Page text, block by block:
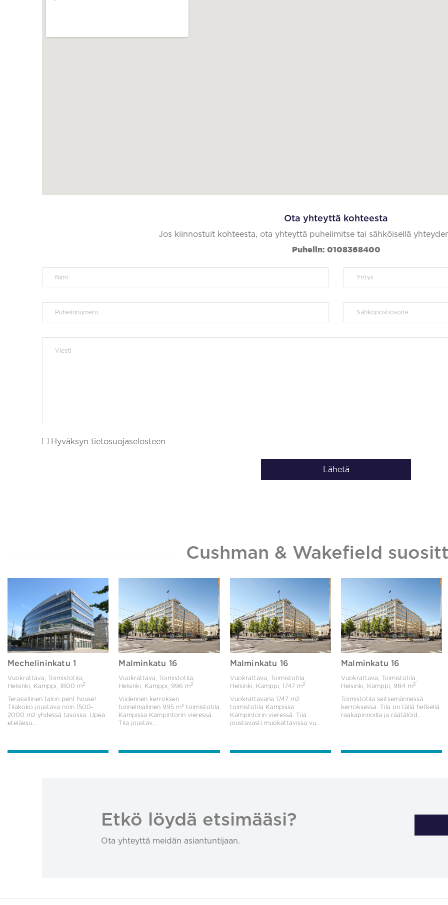
Ota yhteyttä kohteesta
Jos kiinnostuit kohteesta, ota yhteyttä puhelimitse tai sähköisellä
Puhelin: 0108368400
Hyväksyn tietosuojaselosteen
Lähetä
Cushman & Wakefield
Mechelininkatu 1
Vuokrattava, Toimistotila,
Helsinki, Kamppi, 1800 m2
Terassillinen talon pent house!
Tilakoko joustava noin 1500-
2000 m2 yhdessä tasossa. Upea
eteläesu...
Malminkatu 16
Vuokrattava, Toimistotila,
Helsinki, Kamppi, 996 m2
Viidennen kerroksen
tunnelmallinen 995 m² toimistotila
Kampissa Kampintorin vieressä.
Tila joustav...
Malminkatu 16
Vuokrattava, Toimistotila,
Helsinki, Kamppi, 1747 m2
Vuokrattavana 1747 m2
toimistotila Kampissa
Kampintorin vieressä. Tila
joustavasti muokattavissa vu...
Malminkatu 16
Vuokrattava, Toimistotila,
Helsinki, Kamppi, 984 m2
Toimistotila seitsemännessä
kerroksessa. Tila on tällä hetkellä
raakapinnoilla ja räätälöid...
Etkö löydä etsimääsi?
Ota yhteyttä meidän asiantuntijaan.